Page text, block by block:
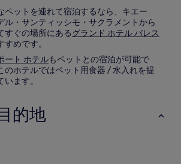
ペットを連れて宿泊するなら、キエー
ル・サンティッシモ・サクラメントから
すぐの場所にあるグランド ホテル パレス
すめです。
ート ホテルもペットとの宿泊が可能で
のホテルではペット用食器 / 水入れを提
います。
的地